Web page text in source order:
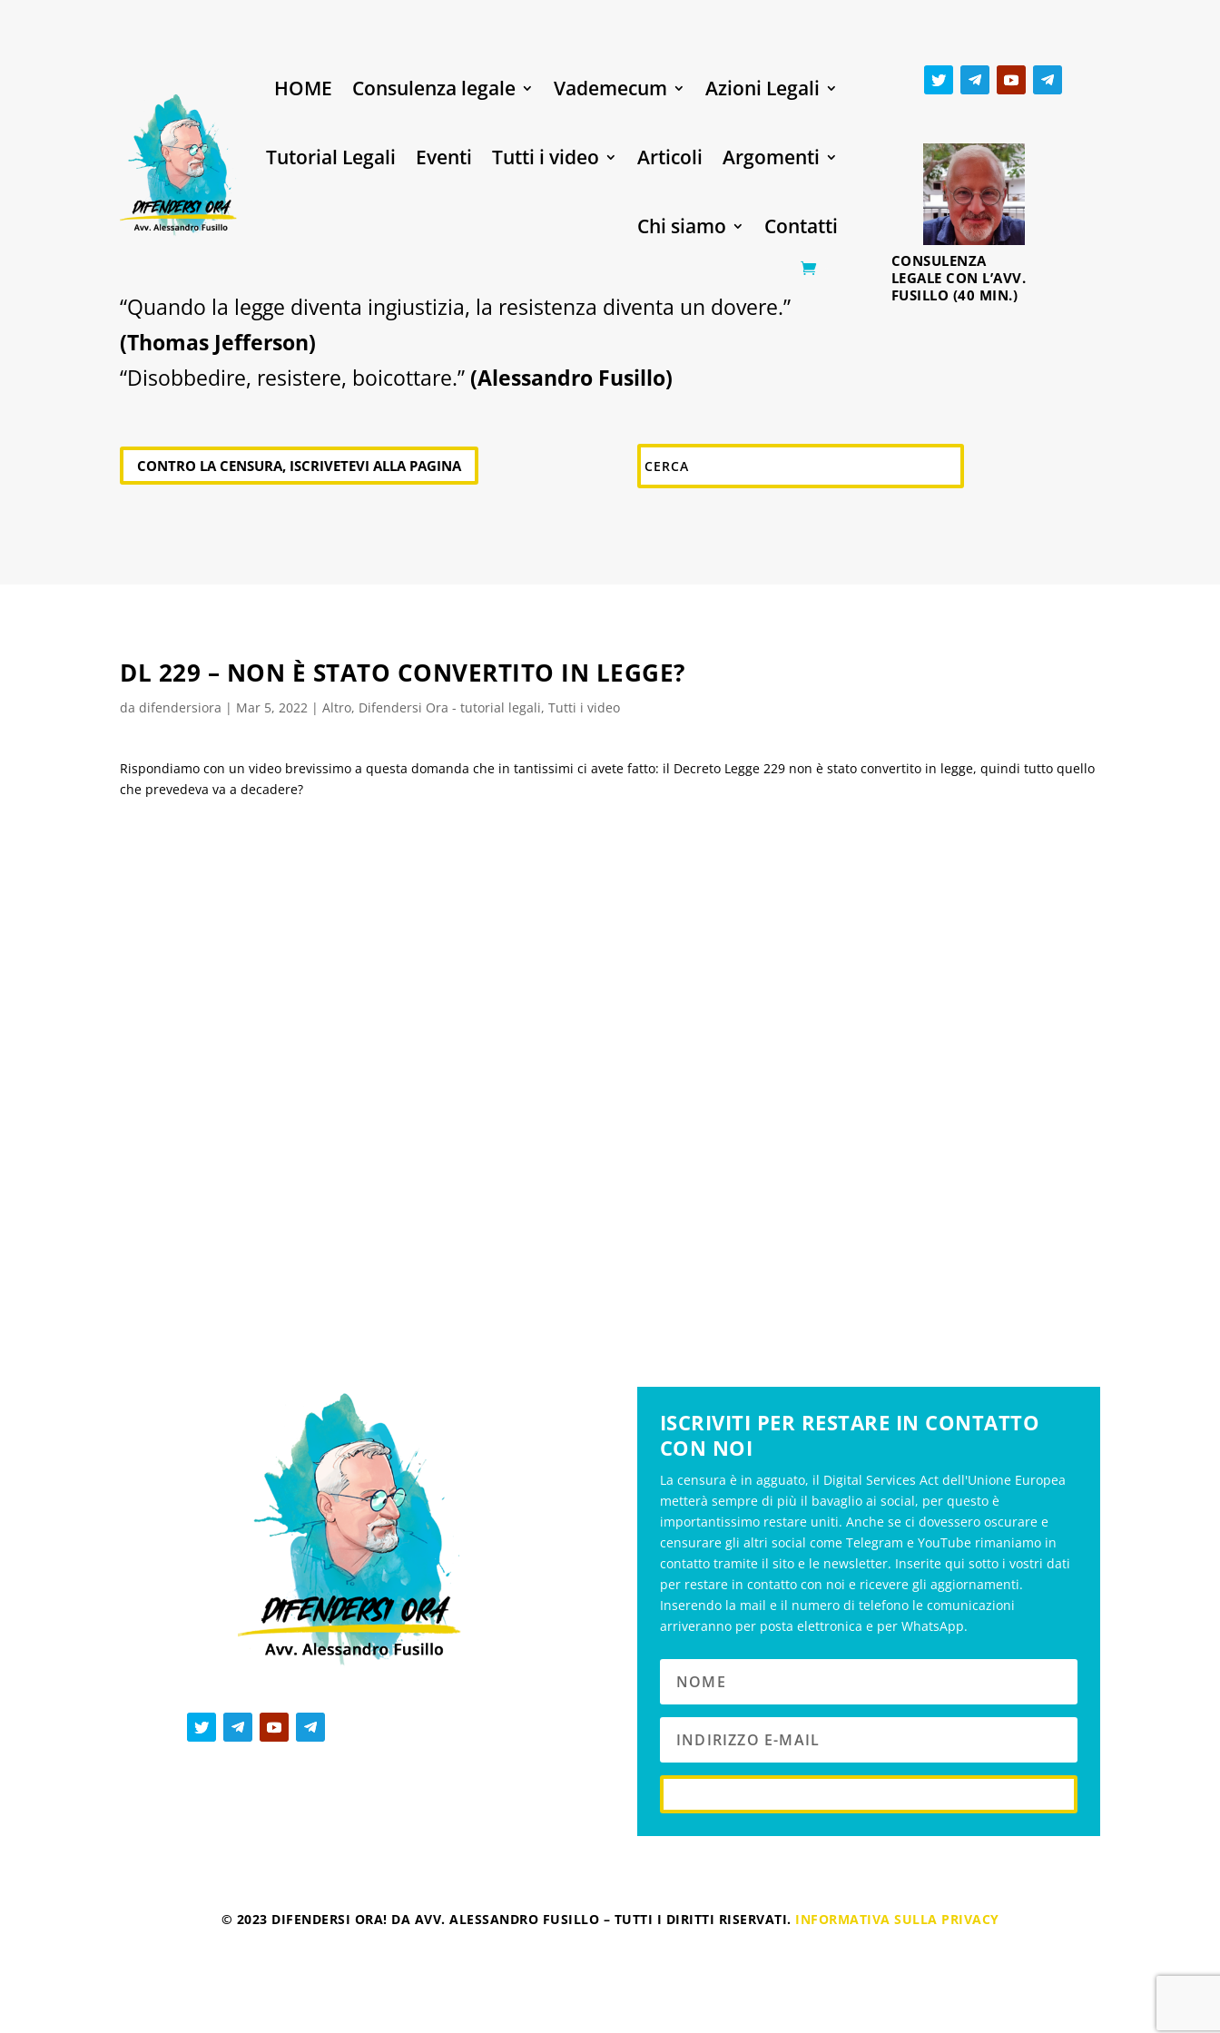
HOME Consulenza legale Vademecum Azioni Legali
Tutorial Legali Eventi Tutti i video Articoli Argomenti
Chi siamo Contatti
“Quando la legge diventa ingiustizia, la resistenza diventa un dovere.”
(Thomas Jefferson)
“Disobbedire, resistere, boicottare.” (Alessandro Fusillo)
CONSULENZA
LEGALE CON L’AVV.
FUSILLO (40 MIN.)
CONTRO LA CENSURA, ISCRIVETEVI ALLA PAGINA
DL 229 – NON È STATO CONVERTITO IN LEGGE?
da difendersiora | Mar 5, 2022 | Altro, Difendersi Ora - tutorial legali, Tutti i video
Rispondiamo con un video brevissimo a questa domanda che in tantissimi ci avete fatto: il Decreto Legge 229 non è stato convertito in legge, quindi tutto quello
che prevedeva va a decadere?
ISCRIVITI PER RESTARE IN CONTATTO
CON NOI
La censura è in agguato, il Digital Services Act dell'Unione Europea
metterà sempre di più il bavaglio ai social, per questo è
importantissimo restare uniti. Anche se ci dovessero oscurare e
censurare gli altri social come Telegram e YouTube rimaniamo in
contatto tramite il sito e le newsletter. Inserite qui sotto i vostri dati
per restare in contatto con noi e ricevere gli aggiornamenti.
Inserendo la mail e il numero di telefono le comunicazioni
arriveranno per posta elettronica e per WhatsApp.
© 2023 DIFENDERSI ORA! DA AVV. ALESSANDRO FUSILLO – TUTTI I DIRITTI RISERVATI. INFORMATIVA SULLA PRIVACY